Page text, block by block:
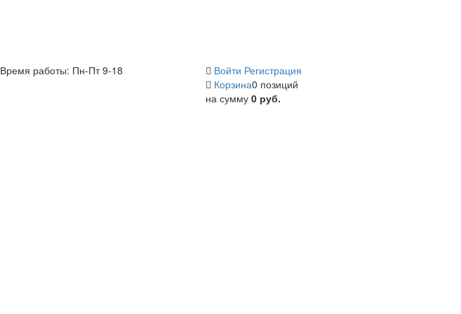
Время работы: Пн-Пт 9-18 Войти Регистрация
Корзина0 позиций
на сумму 0 руб.